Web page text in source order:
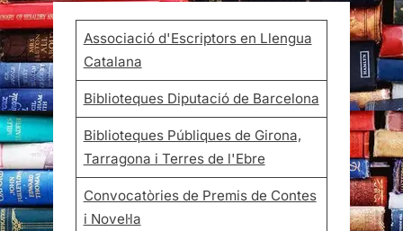
Associació d'Escriptors en Llengua
Catalana
Biblioteques Diputació de Barcelona
Biblioteques Públiques de Girona,
Tarragona i Terres de l'Ebre
Convocatòries de Premis de Contes
i Novel·la